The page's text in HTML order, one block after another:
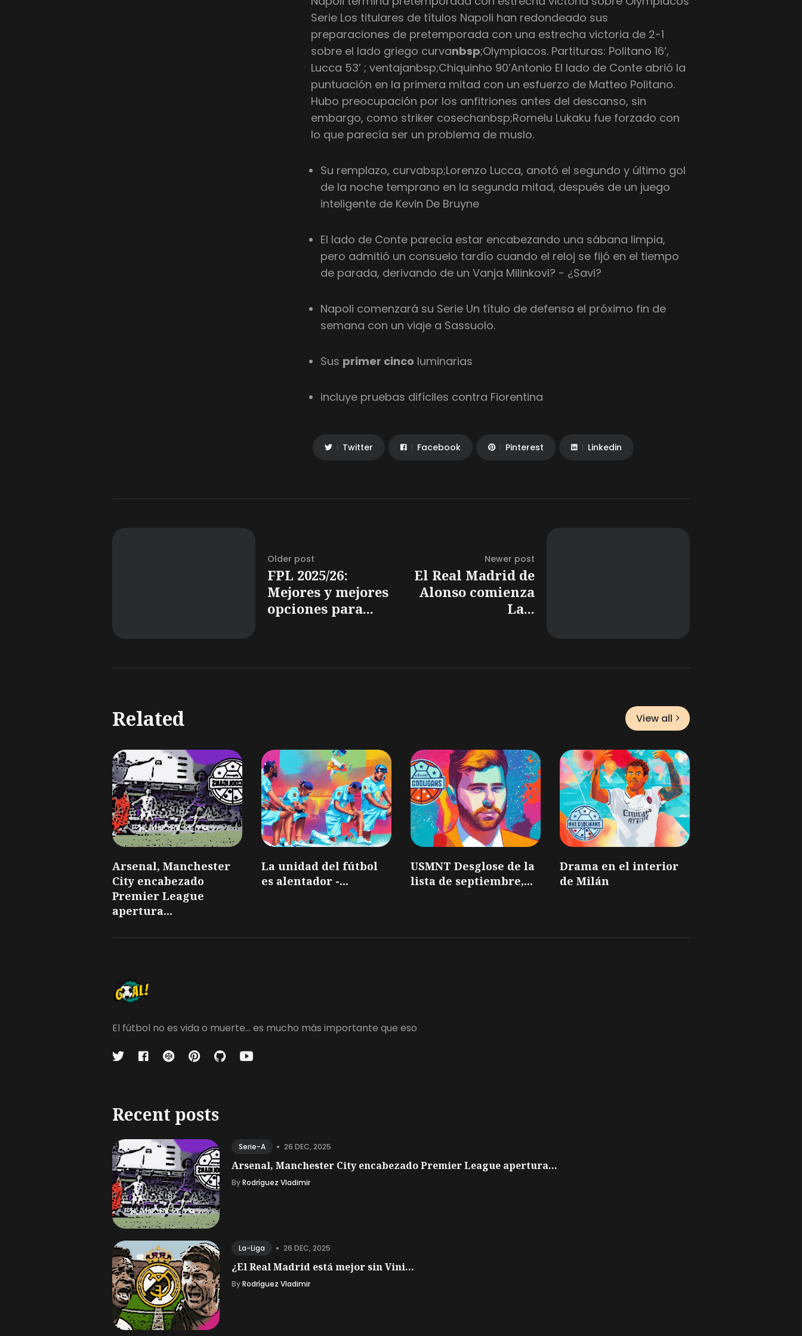
Serie Los titulares de títulos Napoli han redondeado sus
preparaciones de pretemporada con una estrecha victoria de 2-1
sobre el lado griego curvanbsp;Olympiacos. Partituras: Politano 16’,
Lucca 53’ ; ventajanbsp;Chiquinho 90’Antonio El lado de Conte abrió la
puntuación en la primera mitad con un esfuerzo de Matteo Politano.
Hubo preocupación por los anfitriones antes del descanso, sin
embargo, como striker cosechanbsp;Romelu Lukaku fue forzado con
lo que parecía ser un problema de muslo.
Su remplazo, curvabsp;Lorenzo Lucca, anotó el segundo y último gol
de la noche temprano en la segunda mitad, después de un juego
inteligente de Kevin De Bruyne
El lado de Conte parecía estar encabezando una sábana limpia,
pero admitió un consuelo tardío cuando el reloj se fijó en el tiempo
de parada, derivando de un Vanja Milinkovi? - ¿Savi?
Napoli comenzará su Serie Un título de defensa el próximo fin de
semana con un viaje a Sassuolo.
Sus primer cinco luminarias
incluye pruebas difíciles contra Fiorentina
Twitter Facebook Pinterest Linkedin
Older post
FPL 2025/26:
Mejores y mejores
opciones para...
Newer post
El Real Madrid de
Alonso comienza
La...
Related View all
Arsenal, Manchester
City encabezado
Premier League
apertura...
La unidad del fútbol
es alentador -...
USMNT Desglose de la
lista de septiembre,...
Drama en el interior
de Milán
El fútbol no es vida o muerte... es mucho más importante que eso
Recent posts
Serie-A • 26 DEC, 2025
Arsenal, Manchester City encabezado Premier League apertura...
ByRodríguez Vladimir
La-Liga • 26 DEC, 2025
¿El Real Madrid está mejor sin Vini...
ByRodríguez Vladimir